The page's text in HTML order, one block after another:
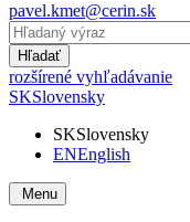
pavel.kmet@cerin.sk
Hľadať
rozšírené vyhľadávanie
SKSlovensky
SKSlovensky
ENEnglish
Menu